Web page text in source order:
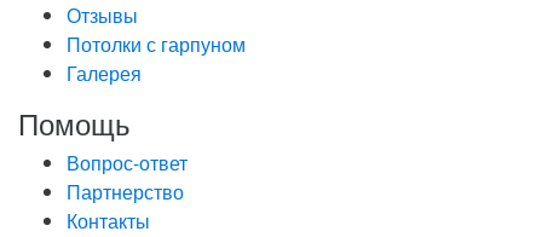
Отзывы
Потолки с гарпуном
Галерея
Помощь
Вопрос-ответ
Партнерство
Контакты